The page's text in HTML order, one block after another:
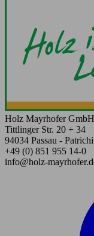
Holz Mayrhofer GmbH
Tittlinger Str. 20 + 34
94034 Passau -
+49 (0) 851 955 14-0
info@holz-